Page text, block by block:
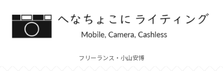
フリーランス・小山安博